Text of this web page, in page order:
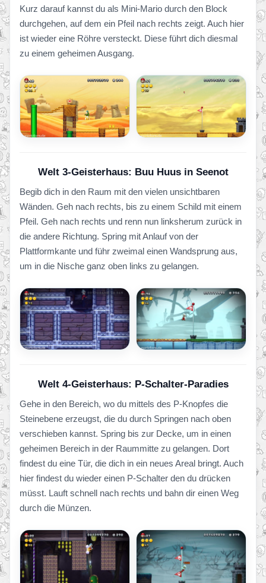
Kurz darauf kannst du als Mini-Mario durch den Block
durchgehen, auf dem ein Pfeil nach rechts zeigt. Auch hier
ist wieder eine Röhre versteckt. Diese führt dich diesmal
zu einem geheimen Ausgang.
Welt 3-Geisterhaus: Buu Huus in Seenot
Begib dich in den Raum mit den vielen unsichtbaren
Wänden. Geh nach rechts, bis zu einem Schild mit einem
Pfeil. Geh nach rechts und renn nun linksherum zurück in
die andere Richtung. Spring mit Anlauf von der
Plattformkante und führ zweimal einen Wandsprung aus,
um in die Nische ganz oben links zu gelangen.
Welt 4-Geisterhaus: P-Schalter-Paradies
Gehe in den Bereich, wo du mittels des P-Knopfes die
Steinebene erzeugst, die du durch Springen nach oben
verschieben kannst. Spring bis zur Decke, um in einen
geheimen Bereich in der Raummitte zu gelangen. Dort
findest du eine Tür, die dich in ein neues Areal bringt. Auch
hier findest du wieder einen P-Schalter den du drücken
müsst. Lauft schnell nach rechts und bahn dir einen Weg
durch die Münzen.